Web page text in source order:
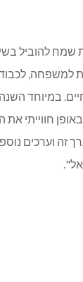
שמח להוביל
למשפחה,
במיוחד
חווייתי את
וערכים